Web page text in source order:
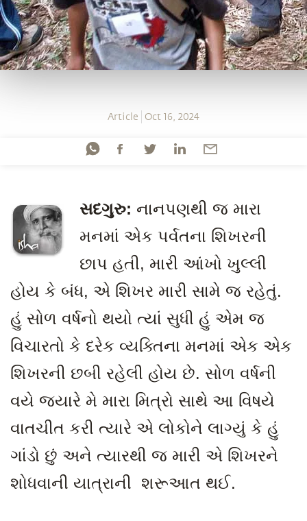
Article Oct 16, 2024
સદગુરુ: નાનપણથી જ મારા
મનમાં એક પર્વતના શિખરની
છાપ હતી, મારી આંખો ખુલ્લી
હોય કે બંધ, એ શિખર મારી સામે જ રહેતું.
હું સોળ વર્ષનો થયો ત્યાં સુધી હું એમ જ
વિચારતો કે દરેક વ્યક્તિના મનમાં એક એક
શિખરની છબી રહેલી હોય છે. સોળ વર્ષની
વયે જ્યારે મે મારા મિત્રો સાથે આ વિષયે
વાતચીત કરી ત્યારે એ લોકોને લાગ્યું કે હું
ગાંડો છું અને ત્યારથી જ મારી એ શિખરને
શોધવાની યાત્રાની શરૂઆત થઈ.